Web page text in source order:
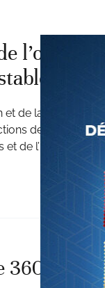
l’oignon
et de la pomme
des
de l’Egypte, les
360